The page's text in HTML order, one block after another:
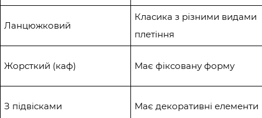
Ланцюжковий
Класика з різними видами
плетіння
Жорсткий (каф) Має фіксовану форму
З підвісками Має декоративні елементи